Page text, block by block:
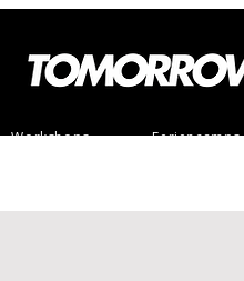
Workshops Feriencamps